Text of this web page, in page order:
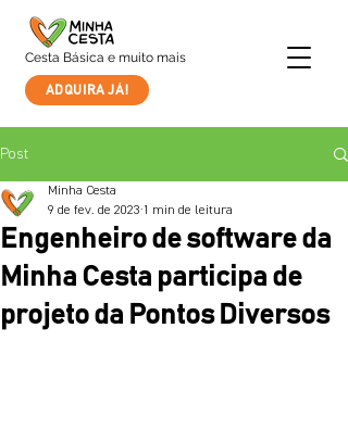
Cesta Básica e muito mais
ADQUIRA JÁ!
Post
Engenheiro de software da
Minha Cesta participa de
projeto da Pontos Diversos
Minha Cesta
9 de fev. de 2023 1 min de leitura